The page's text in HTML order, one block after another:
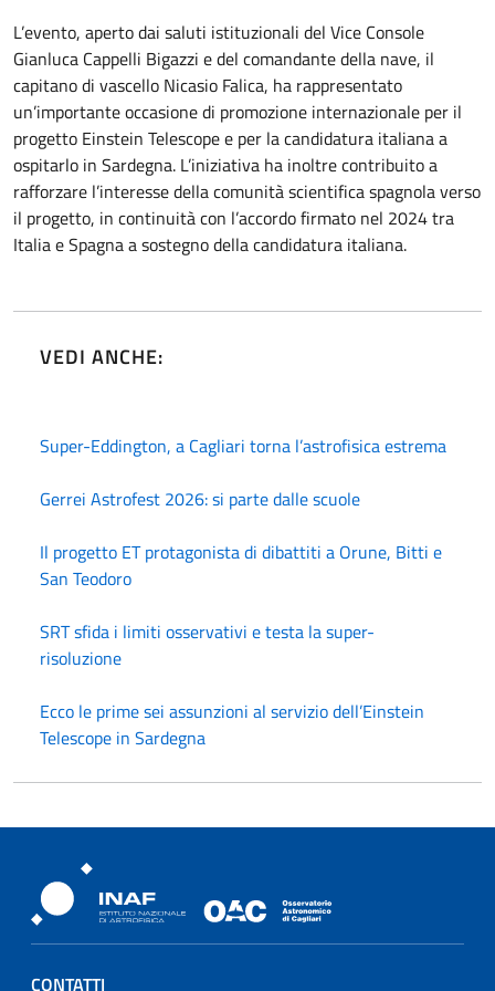
L’evento, aperto dai saluti istituzionali del Vice Console
Gianluca Cappelli Bigazzi e del comandante della nave, il
capitano di vascello Nicasio Falica, ha rappresentato
un’importante occasione di promozione internazionale per il
progetto Einstein Telescope e per la candidatura italiana a
ospitarlo in Sardegna. L’iniziativa ha inoltre contribuito a
rafforzare l’interesse della comunità scientifica spagnola verso
il progetto, in continuità con l’accordo firmato nel 2024 tra
Italia e Spagna a sostegno della candidatura italiana.
VEDI ANCHE:
Super-Eddington, a Cagliari torna l’astrofisica estrema
Gerrei Astrofest 2026: si parte dalle scuole
Il progetto ET protagonista di dibattiti a Orune, Bitti e
San Teodoro
SRT sfida i limiti osservativi e testa la super-
risoluzione
Ecco le prime sei assunzioni al servizio dell’Einstein
Telescope in Sardegna
Osservatorio Astronomico Cagliari
CONTATTI